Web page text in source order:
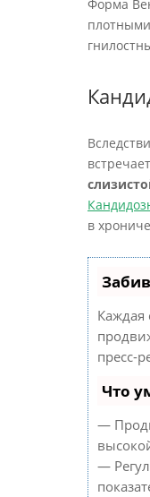
Форма
в
Каждая
пресс-
Что
—
—